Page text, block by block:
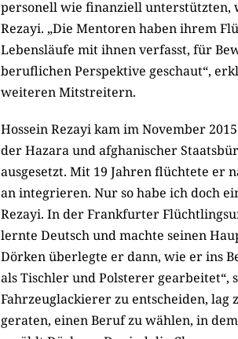
personell wie finanziell unterstützten,
Rezayi. „Die Mentoren haben ihrem
Lebensläufe mit ihnen verfasst, für
beruflichen Perspektive geschaut“,
weiteren Mitstreitern.
Hossein Rezayi kam im November
der Hazara und afghanischer
ausgesetzt. Mit 19 Jahren flüchtete er
an integrieren. Nur so habe ich doch
Rezayi. In der Frankfurter
lernte Deutsch und machte seinen
Dörken überlegte er dann, wie er ins
als Tischler und Polsterer gearbeitet“,
Fahr­zeug­lackie­rer zu entscheiden, lag
geraten, einen Beruf zu wählen, in